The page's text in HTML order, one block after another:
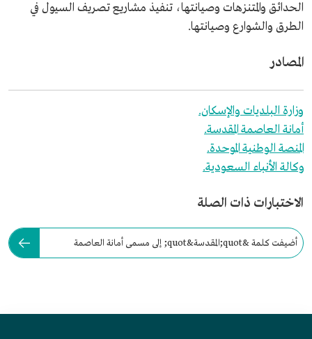
الحدائق والمتنزهات وصيانتها، تنفيذ مشاريع تصريف السيول في
الطرق والشوارع وصيانتها.
المصادر
وزارة البلديات والإسكان.
أمانة العاصمة المقدسة.
المنصة الوطنية الموحدة.
وكالة الأنباء السعودية.
الاختبارات ذات الصلة
أضيفت كلمة &quot;المقدسة&quot; إلى مسمى أمانة العاصمة